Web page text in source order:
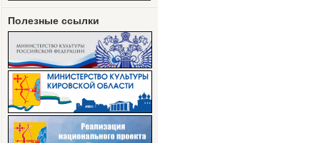
Полезные ссылки